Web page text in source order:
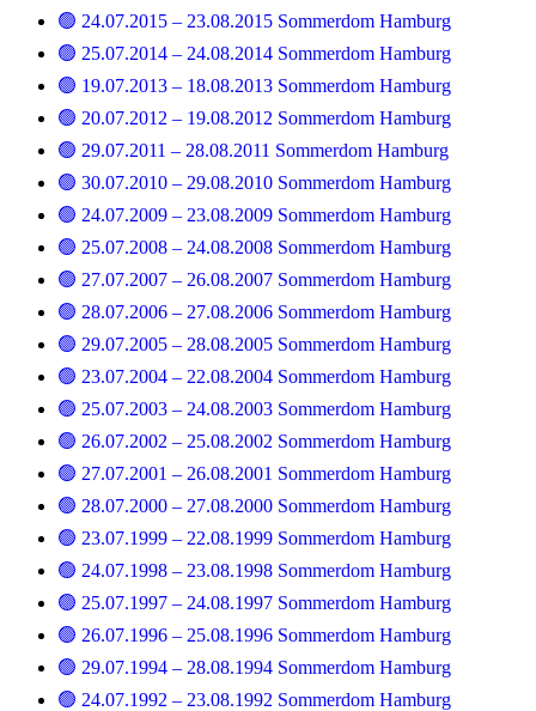
🟢 24.07.2015 – 23.08.2015 Sommerdom Hamburg
🟢 25.07.2014 – 24.08.2014 Sommerdom Hamburg
🟢 19.07.2013 – 18.08.2013 Sommerdom Hamburg
🟢 20.07.2012 – 19.08.2012 Sommerdom Hamburg
🟢 29.07.2011 – 28.08.2011 Sommerdom Hamburg
🟢 30.07.2010 – 29.08.2010 Sommerdom Hamburg
🟢 24.07.2009 – 23.08.2009 Sommerdom Hamburg
🟢 25.07.2008 – 24.08.2008 Sommerdom Hamburg
🟢 27.07.2007 – 26.08.2007 Sommerdom Hamburg
🟢 28.07.2006 – 27.08.2006 Sommerdom Hamburg
🟢 29.07.2005 – 28.08.2005 Sommerdom Hamburg
🟢 23.07.2004 – 22.08.2004 Sommerdom Hamburg
🟢 25.07.2003 – 24.08.2003 Sommerdom Hamburg
🟢 26.07.2002 – 25.08.2002 Sommerdom Hamburg
🟢 27.07.2001 – 26.08.2001 Sommerdom Hamburg
🟢 28.07.2000 – 27.08.2000 Sommerdom Hamburg
🟢 23.07.1999 – 22.08.1999 Sommerdom Hamburg
🟢 24.07.1998 – 23.08.1998 Sommerdom Hamburg
🟢 25.07.1997 – 24.08.1997 Sommerdom Hamburg
🟢 26.07.1996 – 25.08.1996 Sommerdom Hamburg
🟢 29.07.1994 – 28.08.1994 Sommerdom Hamburg
🟢 24.07.1992 – 23.08.1992 Sommerdom Hamburg